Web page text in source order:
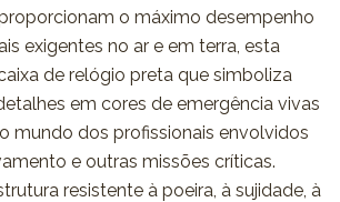
o máximo desempenho
exigentes no ar e em terra, esta
de relógio preta que simboliza
em cores de emergência vivas
mundo dos profissionais envolvidos
e outras missões críticas.
resistente à poeira, à sujidade, à